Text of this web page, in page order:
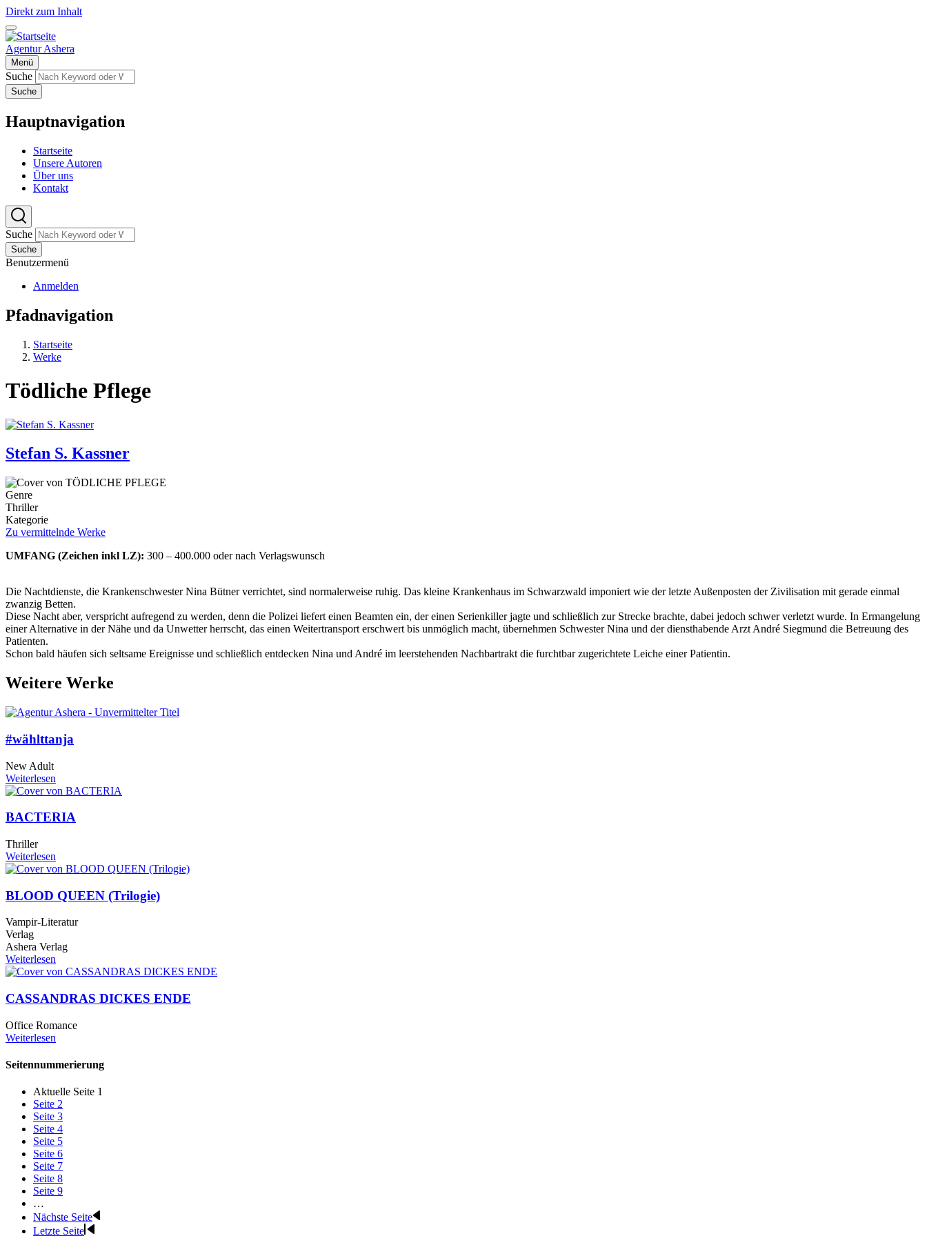
Direkt zum Inhalt
Agentur Ashera
Menü
Suche
Suche
Hauptnavigation
Startseite
Unsere Autoren
Über uns
Kontakt
Suche
Suche
Benutzermenü
Anmelden
Pfadnavigation
Startseite
Werke
Tödliche Pflege
Stefan S. Kassner
Genre
Thriller
Kategorie
Zu vermittelnde Werke
UMFANG (Zeichen inkl LZ): 300 – 400.000 oder nach Verlagswunsch
Die Nachtdienste, die Krankenschwester Nina Bütner verrichtet, sind normalerweise ruhig. Das kleine Krankenhaus im Schwarzwald imponiert wie der letzte Außenposten der Zivilisation mit gerade einmal
zwanzig Betten.
Diese Nacht aber, verspricht aufregend zu werden, denn die Polizei liefert einen Beamten ein, der einen Serienkiller jagte und schließlich zur Strecke brachte, dabei jedoch schwer verletzt wurde. In Ermangelung
einer Alternative in der Nähe und da Unwetter herrscht, das einen Weitertransport erschwert bis unmöglich macht, übernehmen Schwester Nina und der diensthabende Arzt André Siegmund die Betreuung des
Patienten.
Schon bald häufen sich seltsame Ereignisse und schließlich entdecken Nina und André im leerstehenden Nachbartrakt die furchtbar zugerichtete Leiche einer Patientin.
Weitere Werke
#wählttanja
New Adult
Weiterlesen
BACTERIA
Thriller
Weiterlesen
BLOOD QUEEN (Trilogie)
Vampir-Literatur
Verlag
Ashera Verlag
Weiterlesen
CASSANDRAS DICKES ENDE
Office Romance
Weiterlesen
Seitennummerierung
Aktuelle Seite 1
Seite 2
Seite 3
Seite 4
Seite 5
Seite 6
Seite 7
Seite 8
Seite 9
…
Nächste Seite
Letzte Seite